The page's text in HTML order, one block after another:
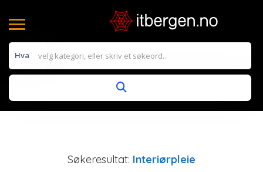
Hva
Søkeresultat: Interiørpleie